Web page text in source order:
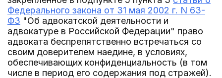
Федерального закона от 31 мая 2002 г. N 63-
ФЗ "Об адвокатской деятельности и
адвокатуре в Российской Федерации" право
адвоката беспрепятственно встречаться со
своим доверителем наедине, в условиях,
обеспечивающих конфиденциальность (в том
числе в период его содержания под стражей).